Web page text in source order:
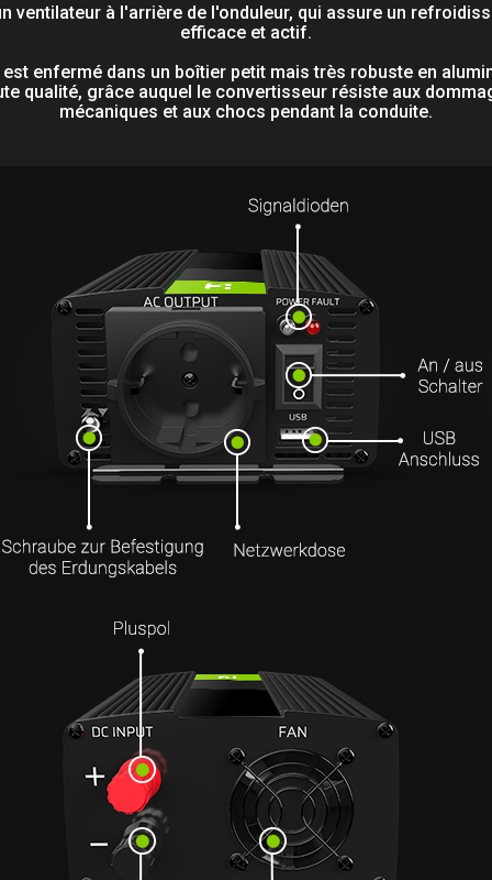
ventilateur à l'arrière de l'onduleur, qui assure un
efficace et actif.
enfermé dans un boîtier petit mais très robuste en
qualité, grâce auquel le convertisseur résiste aux
mécaniques et aux chocs pendant la conduite.